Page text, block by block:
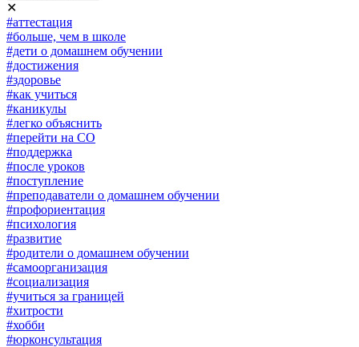
✕
#аттестация
#больше, чем в школе
#дети о домашнем обучении
#достижения
#здоровье
#как учиться
#каникулы
#легко объяснить
#перейти на СО
#поддержка
#после уроков
#поступление
#преподаватели о домашнем обучении
#профориентация
#психология
#развитие
#родители о домашнем обучении
#самоорганизация
#социализация
#учиться за границей
#хитрости
#хобби
#юрконсультация